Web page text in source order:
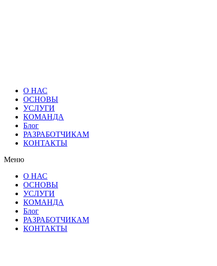
О НАС
ОСНОВЫ
УСЛУГИ
КОМАНДА
Блог
РАЗРАБОТЧИКАМ
КОНТАКТЫ
Меню
О НАС
ОСНОВЫ
УСЛУГИ
КОМАНДА
Блог
РАЗРАБОТЧИКАМ
КОНТАКТЫ